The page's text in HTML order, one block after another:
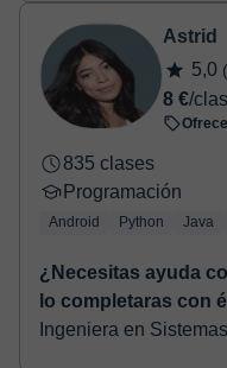
Astrid
5,0
8 €/
835 clases
Programación
Android Python Java
¿Necesitas ayuda
lo completaras con
Ingeniera en